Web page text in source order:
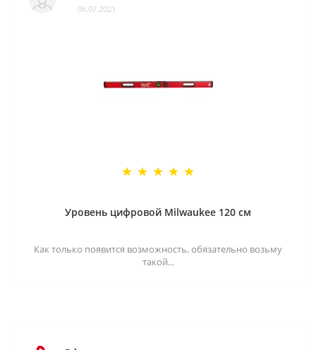
06.07.2021
Уровень цифровой Milwaukee 120 см
Как только появится возможность, обязательно возьму
такой...